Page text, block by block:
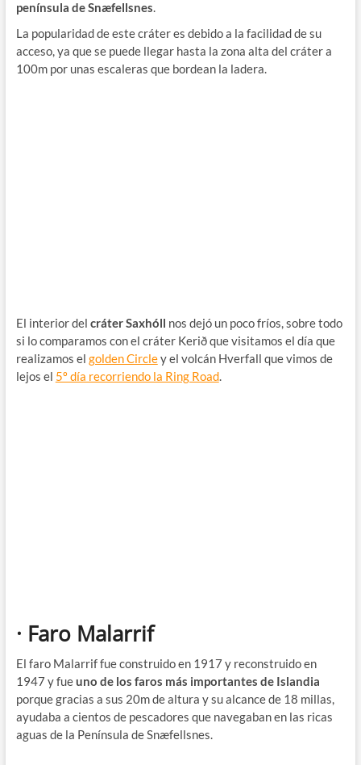
península de Snæfellsnes.
La popularidad de este cráter es debido a la facilidad de su
acceso, ya que se puede llegar hasta la zona alta del cráter a
100m por unas escaleras que bordean la ladera.
El interior del cráter Saxhóll nos dejó un poco fríos, sobre todo
si lo comparamos con el cráter Kerið que visitamos el día que
realizamos el golden Circley el volcán Hverfall que vimos de
lejos el 5º día recorriendo la Ring Road.
· Faro Malarrif
El faro Malarrif fue construido en 1917 y reconstruido en
1947 y fueuno de los faros más importantes de Islandia
porque gracias a sus 20m de altura y su alcance de 18 millas,
ayudaba a cientos de pescadores que navegaban en las ricas
aguas de la Península de Snæfellsnes.